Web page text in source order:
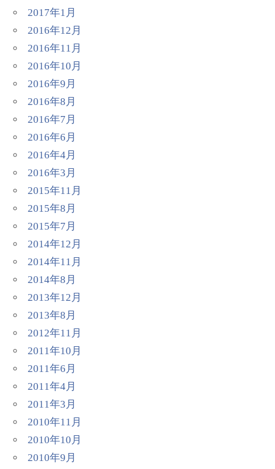
2017年1月
2016年12月
2016年11月
2016年10月
2016年9月
2016年8月
2016年7月
2016年6月
2016年4月
2016年3月
2015年11月
2015年8月
2015年7月
2014年12月
2014年11月
2014年8月
2013年12月
2013年8月
2012年11月
2011年10月
2011年6月
2011年4月
2011年3月
2010年11月
2010年10月
2010年9月